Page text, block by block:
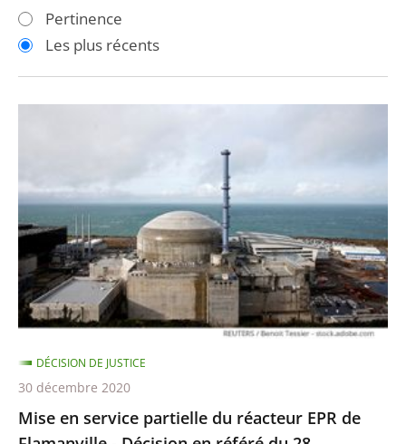
les
filtres
les
filtres
Pertinence
Les plus récents
partielle
du
réacteur
EPR
de
Flamanville
Décision
en
référé
Mise en service partielle du réacteur EPR de
DÉCISION DE JUSTICE
30 décembre 2020